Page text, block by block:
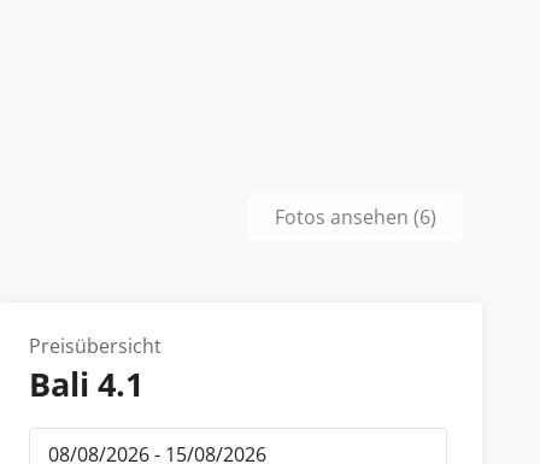
Fotos ansehen (6)
Preisübersicht
Bali 4.1